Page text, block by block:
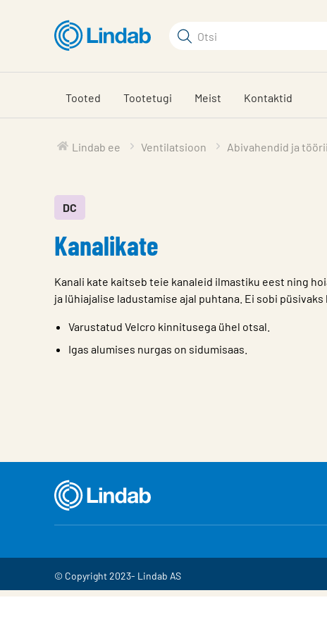
Otsi
Tooted Tootetugi Meist Kontaktid
Lindab ee Ventilatsioon Abivahendid ja
DC
Kanalikate
Kanali kate kaitseb teie kanaleid ilmastiku eest ning
ja lühiajalise ladustamise ajal puhtana. Ei sobi püsivaks
Varustatud Velcro kinnitusega ühel otsal.
Igas alumises nurgas on sidumisaas.
© Copyright 2023- Lindab AS